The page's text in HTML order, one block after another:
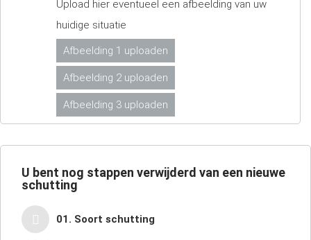
Upload hier eventueel een afbeelding van uw
huidige situatie
Afbeelding 1 uploaden
Afbeelding 2 uploaden
Afbeelding 3 uploaden
U bent nog stappen verwijderd van een nieuwe
schutting
01. Soort schutting